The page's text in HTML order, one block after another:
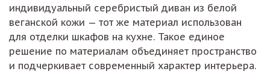
индивидуальный серебристый диван из белой
веганской кожи — тот же материал использован
для отделки шкафов на кухне. Такое единое
решение по материалам объединяет пространство
и подчеркивает современный характер интерьера.